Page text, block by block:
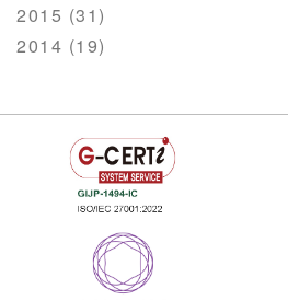
2015 (31)
2014 (19)